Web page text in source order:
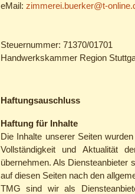
eMail: zimmerei.buerker@t-
Steuernummer: 71370/01701
Handwerkskammer Region
Haftungsauschluss
Haftung für Inhalte
Die Inhalte unserer Seiten
Vollständigkeit und Aktualität
übernehmen. Als Diensteanbieter
auf diesen Seiten nach den
TMG sind wir als